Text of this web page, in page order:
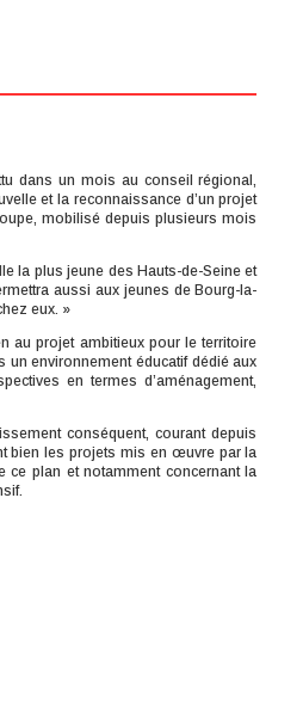
dans un mois au conseil régional,
et la reconnaissance d’un projet
mobilisé depuis plusieurs mois
la plus jeune des Hauts-de-Seine et
aussi aux jeunes de Bourg-la-
eux. »
au projet ambitieux pour le territoire
un environnement éducatif dédié aux
en termes d’aménagement,
conséquent, courant depuis
bien les projets mis en œuvre par la
ce plan et notamment concernant la